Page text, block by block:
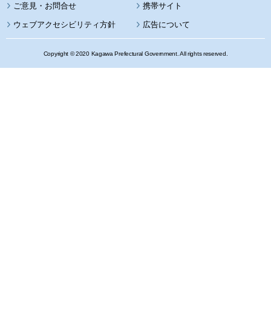
携帯サイト
ウェブアクセシビリティ方針 広告について
Copyright © 2020 Kagawa Prefectural Government. All rights reserved.